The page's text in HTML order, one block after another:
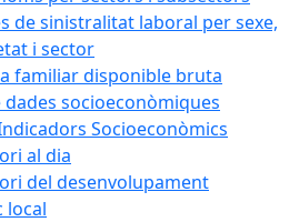
de sinistralitat laboral per sexe,
i sector
familiar disponible bruta
dades socioeconòmiques
Socioeconòmics
al dia
del desenvolupament
local